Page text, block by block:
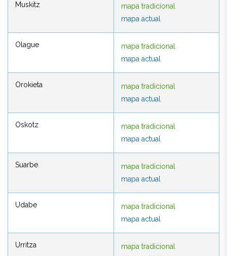
Muskitz
mapa tradicional
mapa actual
Olague
mapa tradicional
mapa actual
Orokieta
mapa tradicional
mapa actual
Oskotz
mapa tradicional
mapa actual
Suarbe
mapa tradicional
mapa actual
Udabe
mapa tradicional
mapa actual
Urritza
mapa tradicional
mapa actual
mapa actual
mapa actual
mapa actual
mapa actual
mapa actual
mapa actual